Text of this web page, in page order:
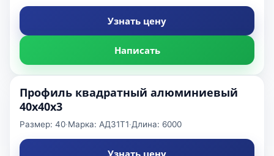
Узнать цену
Написать
Профиль квадратный алюминиевый
40x40x3
Размер: 40·Марка: АД31Т1·Длина: 6000
Узнать цену